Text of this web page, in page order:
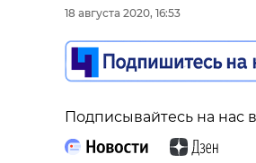
18 августа 2020, 16:53
Подписывайтесь на нас в